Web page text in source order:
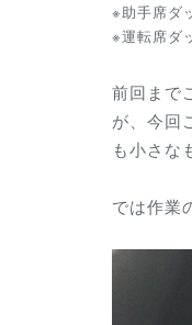
※助手席ダ
※運転席ダ
前回まで
が、今回
も小さな
では作業